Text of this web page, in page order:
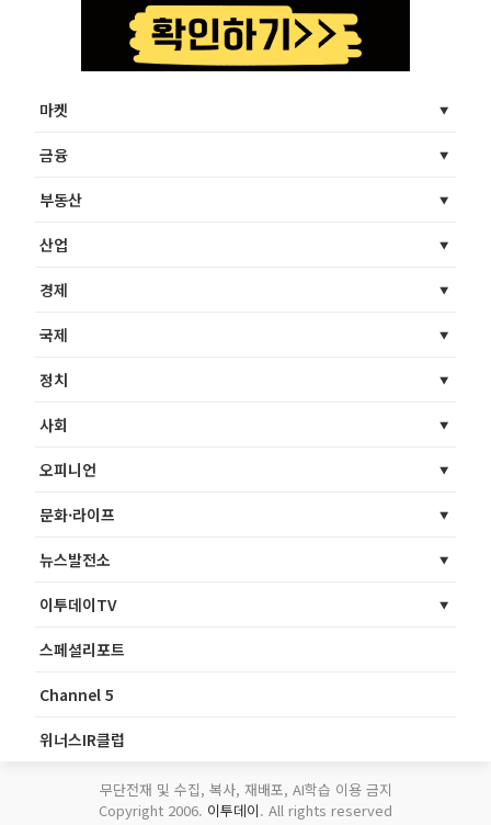
마켓
금융
부동산
산업
경제
국제
정치
사회
오피니언
문화·라이프
뉴스발전소
이투데이TV
스페셜리포트
Channel 5
위너스IR클럽
무단전재 및 수집, 복사, 재배포, AI학습 이용 금지
Copyright 2006. 이투데이. All rights reserved